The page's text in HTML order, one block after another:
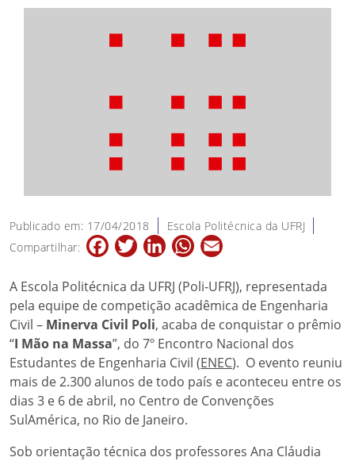
Publicado em: 17/04/2018
Escola Politécnica da UFRJ
Compartilhar:
FacebookTwitterLinkedInWhatsApp
A Escola Politécnica da UFRJ (Poli-UFRJ), representada
pela equipe de competição acadêmica de Engenharia
Civil – Minerva Civil Poli, acaba de conquistar o prêmio
“I Mão na Massa”, do 7º Encontro Nacional dos
Estudantes de Engenharia Civil (ENEC). O evento reuniu
mais de 2.300 alunos de todo país e aconteceu entre os
dias 3 e 6 de abril, no Centro de Convenções
SulAmérica, no Rio de Janeiro.
Sob orientação técnica dos professores Ana Cláudia